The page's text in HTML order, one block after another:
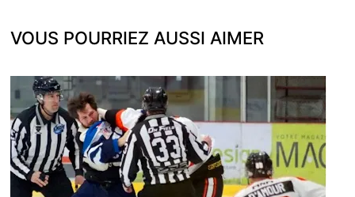
VOUS POURRIEZ AUSSI AIMER